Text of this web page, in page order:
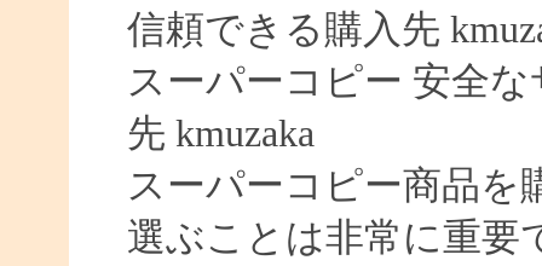
信頼できる購入先
スーパーコピー 安全
先 kmuzaka
スーパーコピー商品を
選ぶことは非常に重要